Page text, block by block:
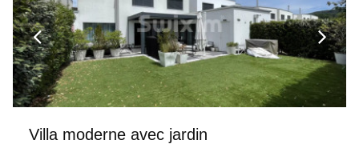
Villa moderne avec jardin